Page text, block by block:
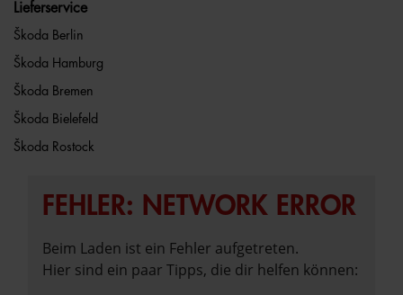
Lieferservice
Škoda Berlin
Škoda Hamburg
Škoda Bremen
Škoda Bielefeld
Škoda Rostock
FEHLER: NETWORK ERROR
Beim Laden ist ein Fehler aufgetreten.
Hier sind ein paar Tipps, die dir helfen können: